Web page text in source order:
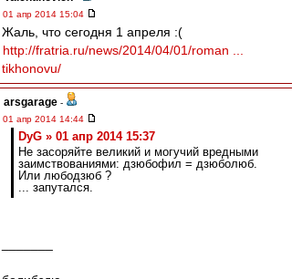
01 апр 2014 15:04
Жаль, что сегодня 1 апреля :(
http://fratria.ru/news/2014/04/01/roman ...
tikhonovu/
arsgarage -
01 апр 2014 14:44
DyG » 01 апр 2014 15:37
Не засоряйте великий и могучий вредными
заимствованиями: дзюбофил = дзюболюб.
Или любодзюб ?
... запутался.